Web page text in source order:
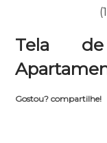
Tela
Gostou? compartilhe!